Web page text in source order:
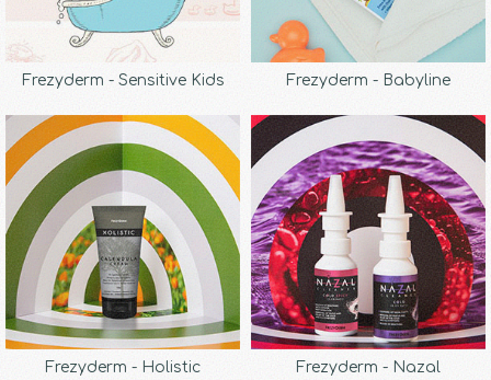
Frezyderm - Sensitive Kids Frezyderm - Babyline
Frezyderm - Holistic Frezyderm - Nazal